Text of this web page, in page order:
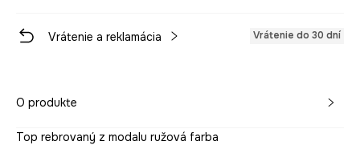
Vrátenie a reklamácia Vrátenie do 30 dní
O produkte
Top rebrovaný z modalu ružová farba